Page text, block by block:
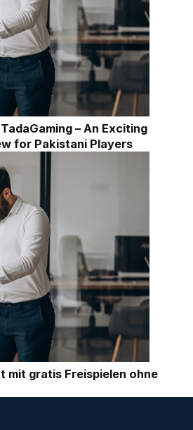
– An Exciting
for Pakistani Players
mit gratis Freispielen ohne